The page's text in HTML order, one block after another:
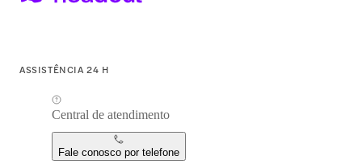
ASSISTÊNCIA 24 H
Central de atendimento
Fale conosco por telefone